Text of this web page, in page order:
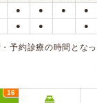
● ● ● ●
● ● ●
予約診療の時間となっ
16